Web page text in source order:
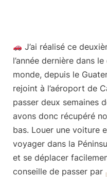
J’ai réalisé ce
l’année dernière dans
monde, depuis le
rejoint à l’aéroport de
passer deux semaines
avons donc récupéré
bas. Louer une voiture
voyager dans la
et se déplacer
conseille de passer par